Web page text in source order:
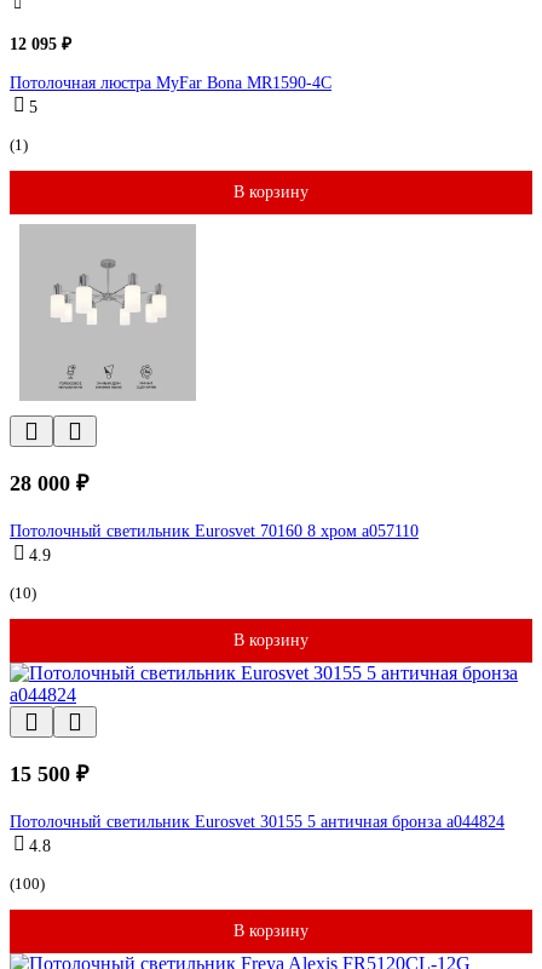
12 095 ₽
Потолочная люстра MyFar Bona MR1590-4C
5
(1)
В корзину
28 000 ₽
Потолочный светильник Eurosvet 70160 8 хром a057110
4.9
(10)
В корзину
15 500 ₽
Потолочный светильник Eurosvet 30155 5 античная бронза a044824
4.8
(100)
В корзину